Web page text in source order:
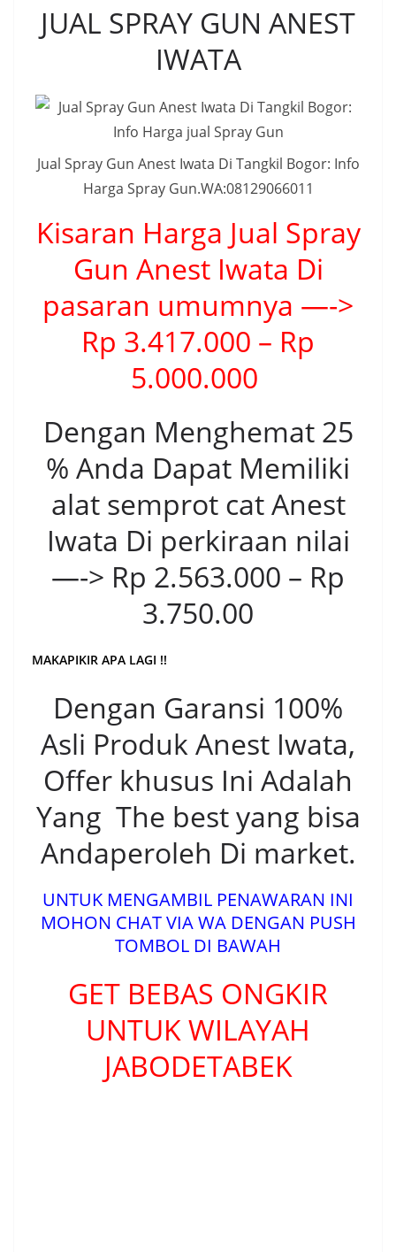
JUAL SPRAY GUN ANEST
IWATA
Jual Spray Gun Anest Iwata Di Tangkil Bogor: Info
Harga Spray Gun.WA:08129066011
Kisaran Harga Jual Spray
Gun Anest Iwata Di
pasaran umumnya —->
Rp 3.417.000 – Rp
5.000.000
Dengan Menghemat 25
% Anda Dapat Memiliki
alat semprot cat Anest
Iwata Di perkiraan nilai
—-> Rp 2.563.000 – Rp
3.750.00
MAKAPIKIR APA LAGI !!
Dengan Garansi 100%
Asli Produk Anest Iwata,
Offer khusus Ini Adalah
Yang The best yang bisa
Andaperoleh Di market.
UNTUK MENGAMBIL PENAWARAN INI
MOHON CHAT VIA WA DENGAN PUSH
TOMBOL DI BAWAH
GET BEBAS ONGKIR
UNTUK WILAYAH
JABODETABEK